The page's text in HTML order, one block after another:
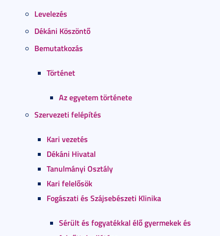
Levelezés
Dékáni Köszöntő
Bemutatkozás
Történet
Az egyetem története
Szervezeti felépítés
Kari vezetés
Dékáni Hivatal
Tanulmányi Osztály
Kari felelősök
Fogászati és Szájsebészeti Klinika
Sérült és fogyatékkal élő gyermekek és